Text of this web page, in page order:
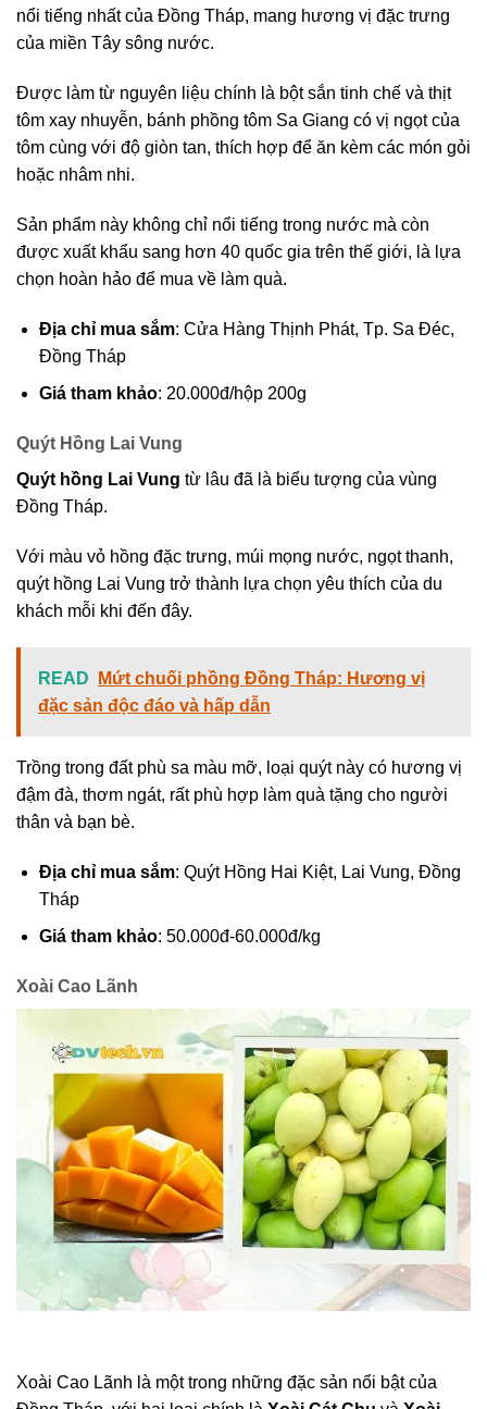
nổi tiếng nhất của Đồng Tháp, mang hương vị đặc trưng
của miền Tây sông nước.
Được làm từ nguyên liệu chính là bột sắn tinh chế và thịt
tôm xay nhuyễn, bánh phồng tôm Sa Giang có vị ngọt của
tôm cùng với độ giòn tan, thích hợp để ăn kèm các món gỏi
hoặc nhâm nhi.
Sản phẩm này không chỉ nổi tiếng trong nước mà còn
được xuất khẩu sang hơn 40 quốc gia trên thế giới, là lựa
chọn hoàn hảo để mua về làm quà.
Địa chỉ mua sắm: Cửa Hàng Thịnh Phát, Tp. Sa Đéc,
Đồng Tháp
Giá tham khảo: 20.000đ/hộp 200g
Quýt Hồng Lai Vung
Quýt hồng Lai Vung từ lâu đã là biểu tượng của vùng
Đồng Tháp.
Với màu vỏ hồng đặc trưng, múi mọng nước, ngọt thanh,
quýt hồng Lai Vung trở thành lựa chọn yêu thích của du
khách mỗi khi đến đây.
READ
Mứt chuối phồng Đồng Tháp: Hương vị
đặc sản độc đáo và hấp dẫn
Trồng trong đất phù sa màu mỡ, loại quýt này có hương vị
đậm đà, thơm ngát, rất phù hợp làm quà tặng cho người
thân và bạn bè.
Địa chỉ mua sắm: Quýt Hồng Hai Kiệt, Lai Vung, Đồng
Tháp
Giá tham khảo: 50.000đ-60.000đ/kg
Xoài Cao Lãnh
Xoài Cao Lãnh là một trong những đặc sản nổi bật của